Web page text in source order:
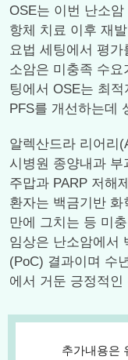
OSE는 이번 난소
항체 치료 이후 재
요법 세팅에서 평가
소암은 미충족 수
팅에서 OSE는 최
PFS를 개선하는데
알렉산드라 리어리
시병원 종양내과 부
주맙과 PARP 저해
환자는 백금기반 화
만에 그치는 등 미
임상은 난소암에서
(PoC) 결과이며 수
에서 거둔 긍정적인
추가내용은